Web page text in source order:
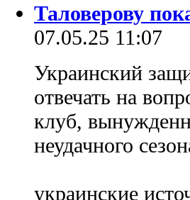
Таловерову
07.05.25 11:07
Украинский
отвечать на
клуб,
неудачного
украинские